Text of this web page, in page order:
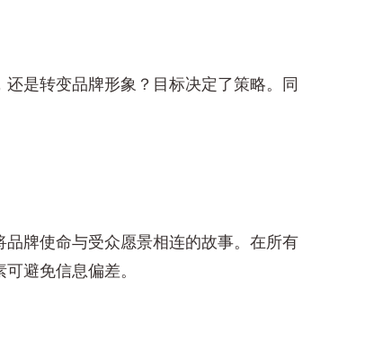
是转变品牌形象？目标决定了策略。同
品牌使命与受众愿景相连的故事。在所有
避免信息偏差。